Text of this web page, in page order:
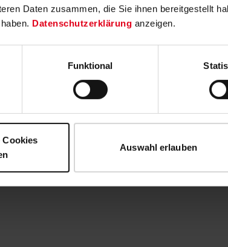
Daten zusammen, die Sie ihnen bereitgestellt
Datenschutzerklärung anzeigen.
Funktional
Cookies
Auswahl erlauben